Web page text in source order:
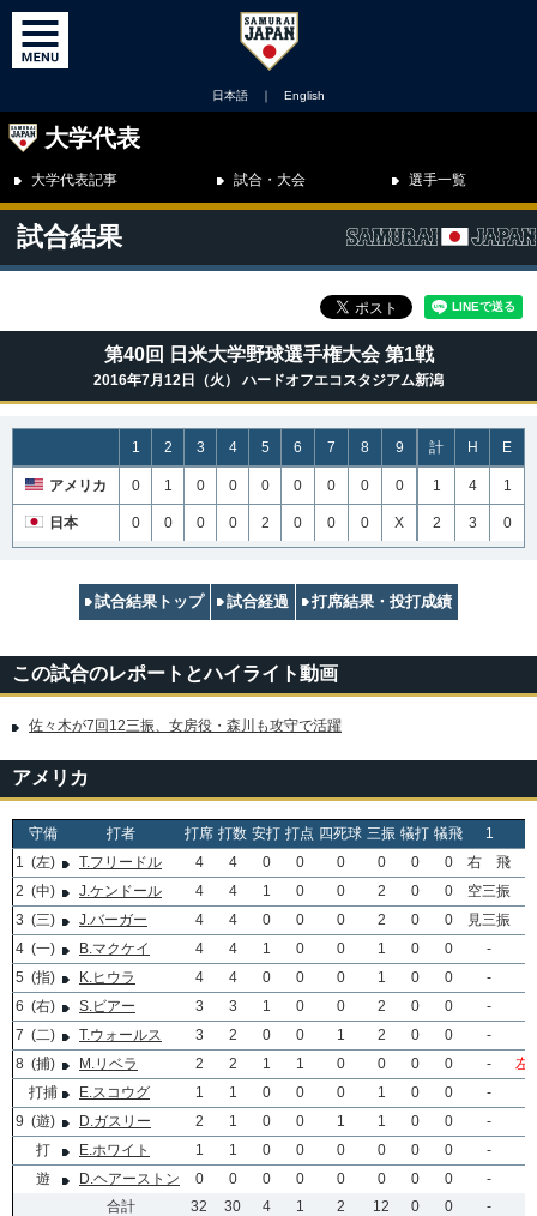
日本語 ｜ English
大学代表
大学代表記事 試合・大会 選手一覧
試合結果
第40回 日米大学野球選手権大会 第1戦
2016年7月12日（火） ハードオフエコスタジアム新潟
1 2 3 4 5 6 7 8 9 計 H E
アメリカ 0 1 0 0 0 0 0 0 0 1 4 1
日本 0 0 0 0 2 0 0 0 X 2 3 0
試合結果トップ 試合経過 打席結果・投打成績
この試合のレポートとハイライト動画
佐々木が7回12三振、女房役・森川も攻守で活躍
アメリカ
守備 打者 打席 打数 安打 打点 四死球 三振 犠打 犠飛
1
1 (左) T.フリードル 4 4 0 0 0 0 0 0 右 飛
2 (中) J.ケンドール 4 4 1 0 0 2 0 0
空三振
3 (三) J.バーガー 4 4 0 0 0 2 0 0
見三振
4 (一) B.マクケイ 4 4 1 0 0 1 0 0 -
5 (指) K.ヒウラ 4 4 0 0 0 1 0 0 -
6 (右) S.ビアー 3 3 1 0 0 2 0 0 -
7 (二) T.ウォールス 3 2 0 0 1 2 0 0 -
8 (捕) M.リベラ 2 2 1 1 0 0 0 0 -
左
打捕
E.スコウグ 1 1 0 0 0 1 0 0
-
9 (遊) D.ガスリー 2 1 0 0 1 1 0 0 -
打
E.ホワイト 1 1 0 0 0 0 0 0
-
遊
D.ヘアーストン 0 0 0 0 0 0 0 0
-
合計
32 30 4 1 2 12 0 0 -